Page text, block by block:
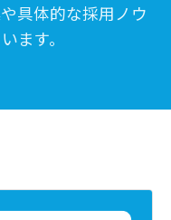
具体的な採用ノウ
ます。